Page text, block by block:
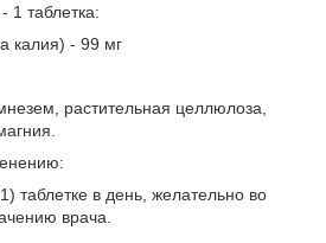
1 таблетка:
калия) - 99 мг
растительная целлюлоза,
таблетке в день, желательно во
врача.